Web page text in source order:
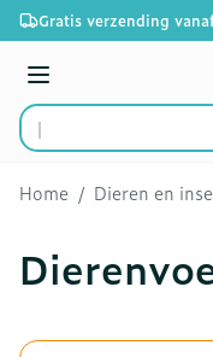
Ga naar de inhoud
Gratis verzending
Menu
Product, merk,
Home / Dieren en